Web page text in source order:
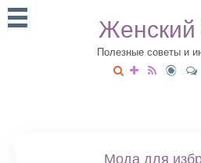
Женский
Полезные советы и
Мода для